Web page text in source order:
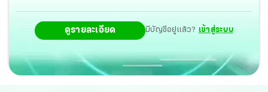
ดูรายละเอียด มีบัญชีอยู่แล้ว? เข้าสู่ระบบ